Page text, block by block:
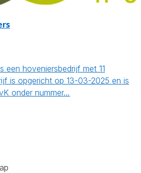
een hoveniersbedrijf met 11
is opgericht op 13-03-2025 en is
onder nummer…